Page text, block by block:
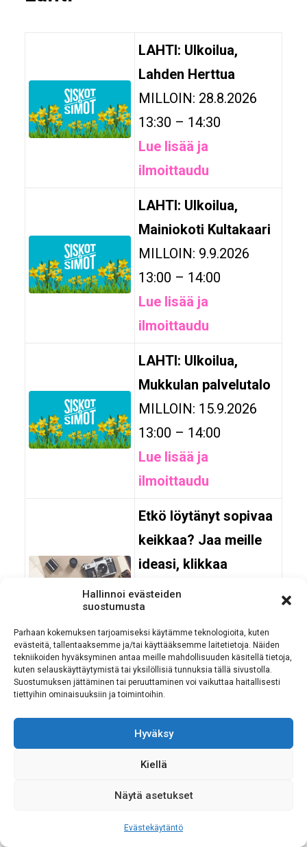
Hallinnoi evästeiden
suostumusta
Parhaan kokemuksen tarjoamiseksi käytämme teknologioita, kuten
evästeitä, tallentaaksemme ja/tai käyttääksemme laitetietoja. Näiden
tekniikoiden hyväksyminen antaa meille mahdollisuuden käsitellä tietoja,
kuten selauskäyttäytymistä tai yksilöllisiä tunnuksia tällä sivustolla.
Suostumuksen jättäminen tai peruuttaminen voi vaikuttaa haitallisesti
tiettyihin ominaisuuksiin ja toimintoihin.
Hyväksy
Kiellä
Näytä asetukset
Evästekäytäntö
LAHTI: Ulkoilua,
Lahden Herttua
MILLOIN: 28.8.2026
13:30 – 14:30
Lue lisää ja
ilmoittaudu
LAHTI: Ulkoilua,
Mainiokoti Kultakaari
MILLOIN: 9.9.2026
13:00 – 14:00
Lue lisää ja
ilmoittaudu
LAHTI: Ulkoilua,
Mukkulan palvelutalo
MILLOIN: 15.9.2026
13:00 – 14:00
Lue lisää ja
ilmoittaudu
Etkö löytänyt sopivaa
keikkaa? Jaa meille
ideasi, klikkaa
lisätietoa
MILLOIN: 31.12.2026
00:00 – 00:00
Lue lisää ja
ilmoittaudu
MIKKELI: Tietovisailua
12:30 – 13:30